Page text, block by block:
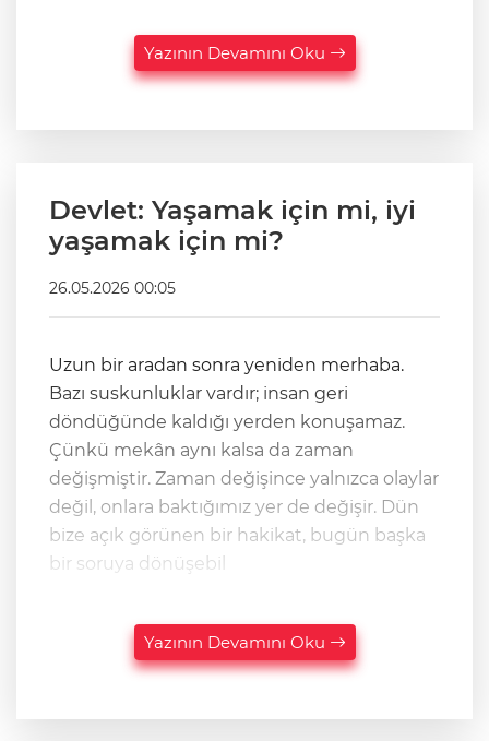
Yazının Devamını Oku
Devlet: Yaşamak için mi, iyi
yaşamak için mi?
26.05.2026 00:05
Uzun bir aradan sonra yeniden merhaba.
Bazı suskunluklar vardır; insan geri
döndüğünde kaldığı yerden konuşamaz.
Çünkü mekân aynı kalsa da zaman
değişmiştir. Zaman değişince yalnızca olaylar
değil, onlara baktığımız yer de değişir. Dün
bize açık görünen bir hakikat, bugün başka
bir soruya dönüşebil
Yazının Devamını Oku